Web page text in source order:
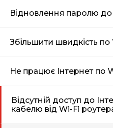
Відновлення паролю до
Збільшити швидкість по
Не працює Інтернет по
Відсутній доступ до
кабелю від Wi-Fi